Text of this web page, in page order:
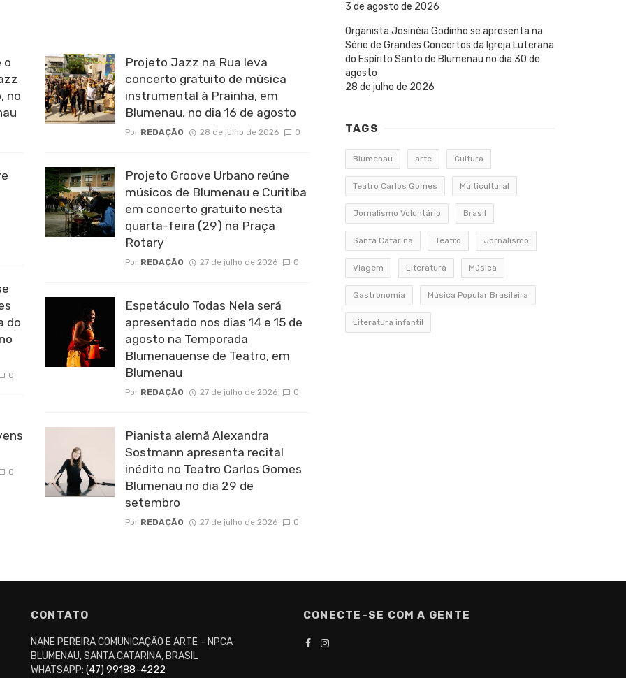
o
no
do
0
0
Projeto Jazz na Rua leva
concerto gratuito de música
instrumental à Prainha, em
Blumenau, no dia 16 de agosto
Por REDAÇÃO 28 de julho de 2026 0
Projeto Groove Urbano reúne
músicos de Blumenau e Curitiba
em concerto gratuito nesta
quarta-feira (29) na Praça
Rotary
Por REDAÇÃO 27 de julho de 2026 0
Espetáculo Todas Nela será
apresentado nos dias 14 e 15 de
agosto na Temporada
Blumenauense de Teatro, em
Blumenau
Por REDAÇÃO 27 de julho de 2026 0
Pianista alemã Alexandra
Sostmann apresenta recital
inédito no Teatro Carlos Gomes
Blumenau no dia 29 de
setembro
Por REDAÇÃO 27 de julho de 2026 0
3 de agosto de 2026
Organista Josinéia Godinho se apresenta na
Série de Grandes Concertos da Igreja Luterana
do Espírito Santo de Blumenau no dia 30 de
agosto
28 de julho de 2026
TAGS
Blumenau arte Cultura
Teatro Carlos Gomes Multicultural
Jornalismo Voluntário Brasil
Santa Catarina Teatro Jornalismo
Viagem Literatura Música
Gastronomia Música Popular Brasileira
Literatura infantil
CONTATO
NANE PEREIRA COMUNICAÇÃO E ARTE – NPCA
BLUMENAU, SANTA CATARINA, BRASIL
WHATSAPP: (47) 99188-4222
CONECTE-SE COM A GENTE